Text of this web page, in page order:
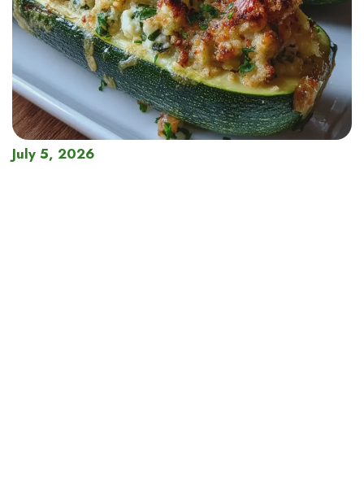
July 5, 2026